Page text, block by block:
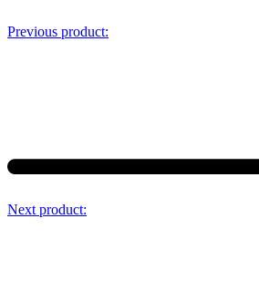
Previous product:
Next product: